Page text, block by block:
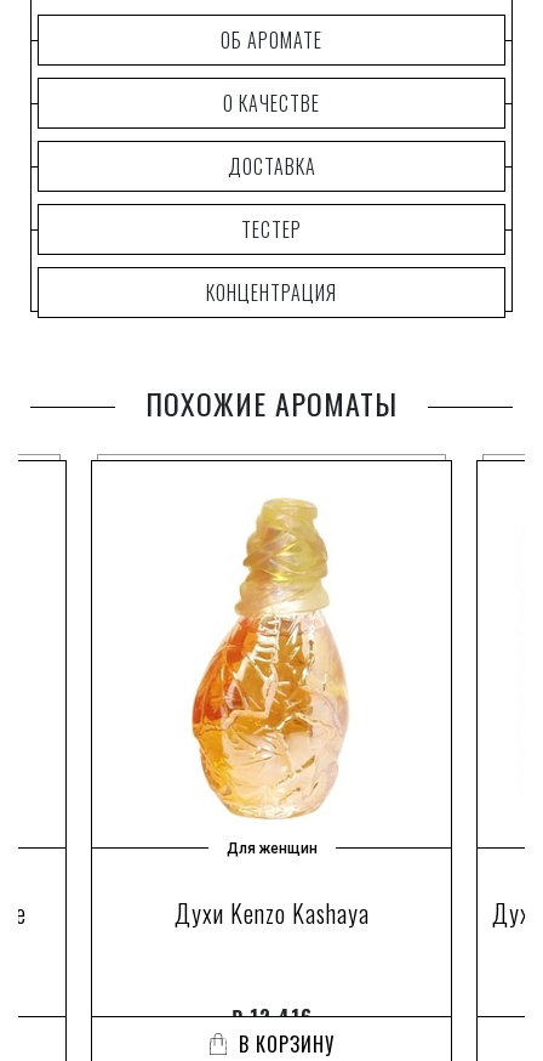
ОБ АРОМАТЕ
О КАЧЕСТВЕ
ДОСТАВКА
ТЕСТЕР
КОНЦЕНТРАЦИЯ
ПОХОЖИЕ АРОМАТЫ
Для женщин
Духи Kenzo Kashaya
₽12 416
В КОРЗИНУ